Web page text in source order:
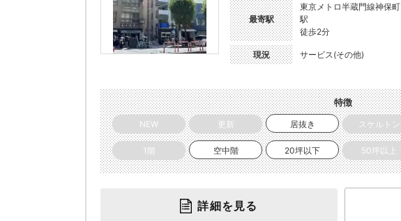
最寄駅
東京メトロ半蔵門線神保町
駅
徒歩2分
現況 サービス(その他)
特徴
NEW 更新 居抜き スケルトン
1階 空中階 20坪以下 50坪以上
詳細を見る